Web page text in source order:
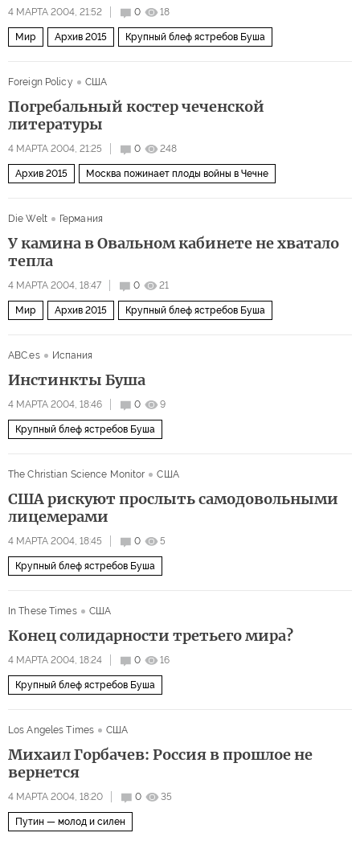
4 МАРТА 2004, 21:52 0 18
Мир Архив 2015 Крупный блеф ястребов Буша
Foreign Policy США
Погребальный костер чеченской
литературы
4 МАРТА 2004, 21:25 0 248
Архив 2015 Москва пожинает плоды войны в Чечне
Die Welt Германия
У камина в Овальном кабинете не хватало
тепла
4 МАРТА 2004, 18:47 0 21
Мир Архив 2015 Крупный блеф ястребов Буша
ABC.es Испания
Инстинкты Буша
4 МАРТА 2004, 18:46 0 9
Крупный блеф ястребов Буша
The Christian Science Monitor США
США рискуют прослыть самодовольными
лицемерами
4 МАРТА 2004, 18:45 0 5
Крупный блеф ястребов Буша
In These Times США
Конец солидарности третьего мира?
4 МАРТА 2004, 18:24 0 16
Крупный блеф ястребов Буша
Los Angeles Times США
Михаил Горбачев: Россия в прошлое не
вернется
4 МАРТА 2004, 18:20 0 35
Путин — молод и силен